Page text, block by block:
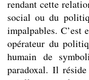
rendant cette
social ou du
impalpables. C’est
opérateur du
humain de
paradoxal. Il